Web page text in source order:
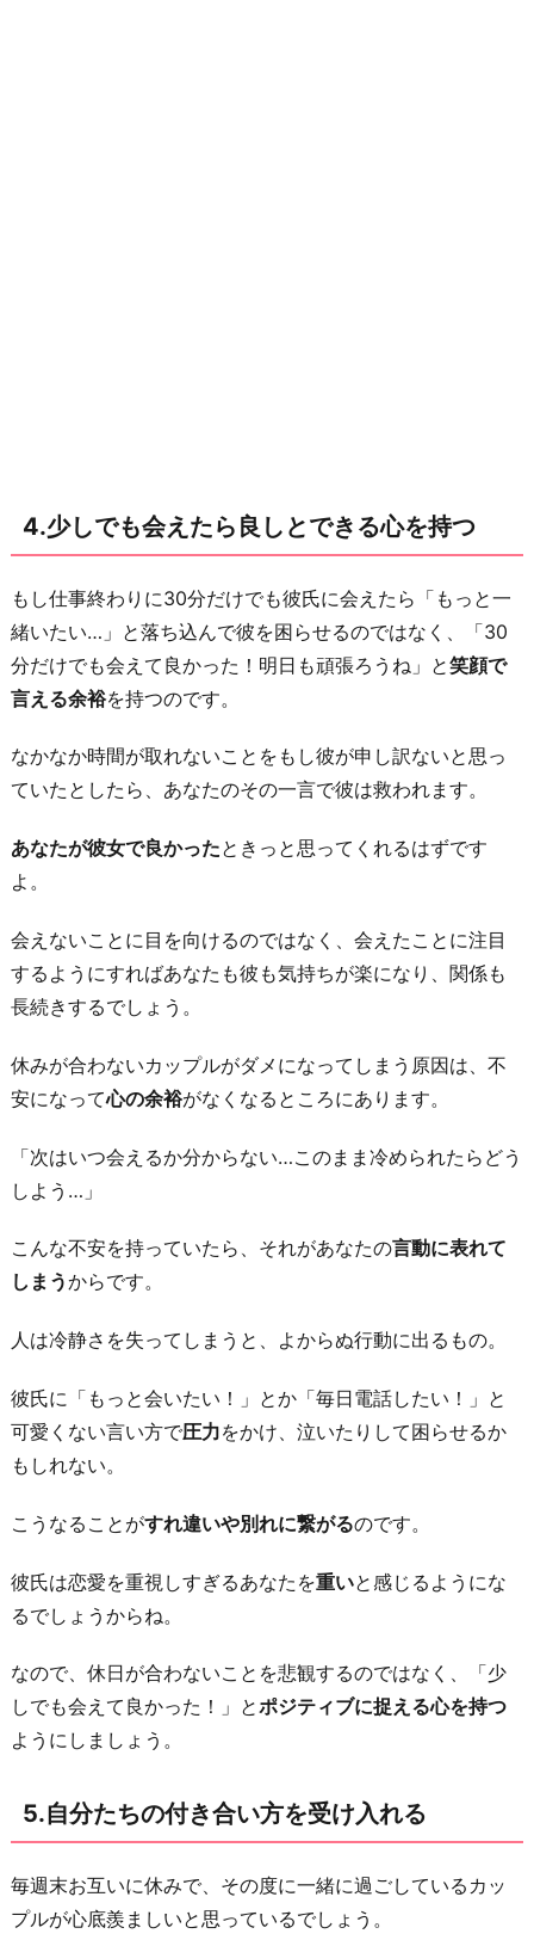
4.少しでも会えたら良しとできる心を持つ
もし仕事終わりに30分だけでも彼氏に会えたら「もっと一
緒いたい…」と落ち込んで彼を困らせるのではなく、「30
分だけでも会えて良かった！明日も頑張ろうね」と笑顔で
言える余裕を持つのです。
なかなか時間が取れないことをもし彼が申し訳ないと思っ
ていたとしたら、あなたのその一言で彼は救われます。
あなたが彼女で良かったときっと思ってくれるはずです
よ。
会えないことに目を向けるのではなく、会えたことに注目
するようにすればあなたも彼も気持ちが楽になり、関係も
長続きするでしょう。
休みが合わないカップルがダメになってしまう原因は、不
安になって心の余裕がなくなるところにあります。
「次はいつ会えるか分からない…このまま冷められたらどう
しよう…」
こんな不安を持っていたら、それがあなたの言動に表れて
しまうからです。
人は冷静さを失ってしまうと、よからぬ行動に出るもの。
彼氏に「もっと会いたい！」とか「毎日電話したい！」と
可愛くない言い方で圧力をかけ、泣いたりして困らせるか
もしれない。
こうなることがすれ違いや別れに繋がるのです。
彼氏は恋愛を重視しすぎるあなたを重いと感じるようにな
るでしょうからね。
なので、休日が合わないことを悲観するのではなく、「少
しでも会えて良かった！」とポジティブに捉える心を持つ
ようにしましょう。
5.自分たちの付き合い方を受け入れる
毎週末お互いに休みで、その度に一緒に過ごしているカッ
プルが心底羨ましいと思っているでしょう。